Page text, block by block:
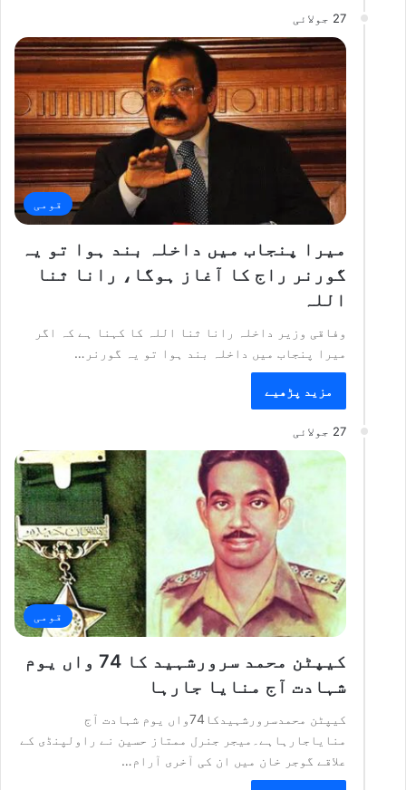
27 جولائی
قومی
میرا پنجاب میں داخلہ بند ہوا تو یہ
گورنر راج کا آغاز ہوگا، رانا ثنا
اللہ
وفاقی وزیر داخلہ رانا ثنا اللہ کا کہنا ہے کہ اگر
میرا پنجاب میں داخلہ بند ہوا تو یہ گورنر…
مزید پڑھیے
27 جولائی
قومی
کیپٹن محمد سرورشہید کا 74 واں یوم
شہادت آج منایا جارہا
کیپٹن محمدسرورشہیدکا74واں یوم شہادت آج
منایاجارہاہے۔میجر جنرل ممتاز حسین نے راولپنڈی کے
علاقے گوجر خان میں ان کی آخری آرام…